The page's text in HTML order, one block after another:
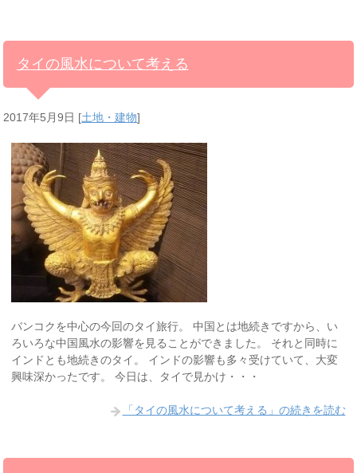
タイの風水について考える
2017年5月9日 [土地・建物]
バンコクを中心の今回のタイ旅行。 中国とは地続きですから、い
ろいろな中国風水の影響を見ることができました。 それと同時に
インドとも地続きのタイ。 インドの影響も多々受けていて、大変
興味深かったです。 今日は、タイで見かけ・・・
「タイの風水について考える」の続きを読む